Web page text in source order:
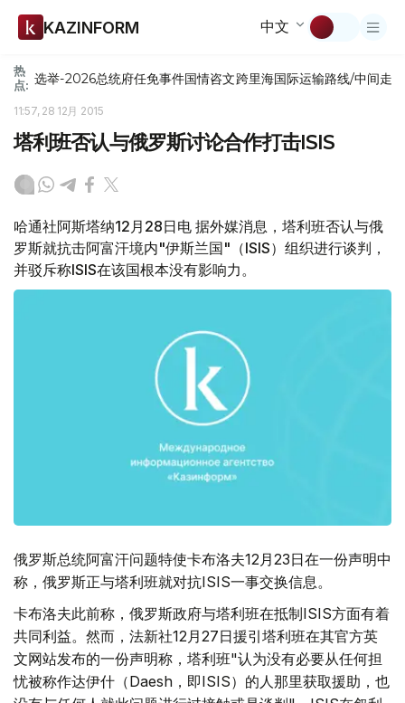
KAZINFORM 中文
热
点: 选举-2026总统府任免事件国情咨文跨里海国际运输路线/中间走廊
11:57, 28 12月 2015
塔利班否认与俄罗斯讨论合作打击ISIS
哈通社阿斯塔纳12月28日电 据外媒消息，塔利班否认与俄
罗斯就抗击阿富汗境内"伊斯兰国"（ISIS）组织进行谈判，
并驳斥称ISIS在该国根本没有影响力。
俄罗斯总统阿富汗问题特使卡布洛夫12月23日在一份声明中
称，俄罗斯正与塔利班就对抗ISIS一事交换信息。
卡布洛夫此前称，俄罗斯政府与塔利班在抵制ISIS方面有着
共同利益。然而，法新社12月27日援引塔利班在其官方英
文网站发布的一份声明称，塔利班"认为没有必要从任何担
忧被称作达伊什（Daesh，即ISIS）的人那里获取援助，也